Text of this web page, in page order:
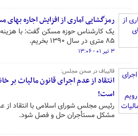
رمزگشایی آماری از افزایش اجاره بهای
۸۵ متری در سال ۱۳۹۰ بخریم.
۳ تیر ۰۱ - ۱۳:۰۶
قالیباف در صحن مجلس:
انتقاد از عدم اجرای قانون مالیات
است!
رئیس مجلس شورای اسلامی با انتقاد از
مشکل مستأجران حل و فصل شود.